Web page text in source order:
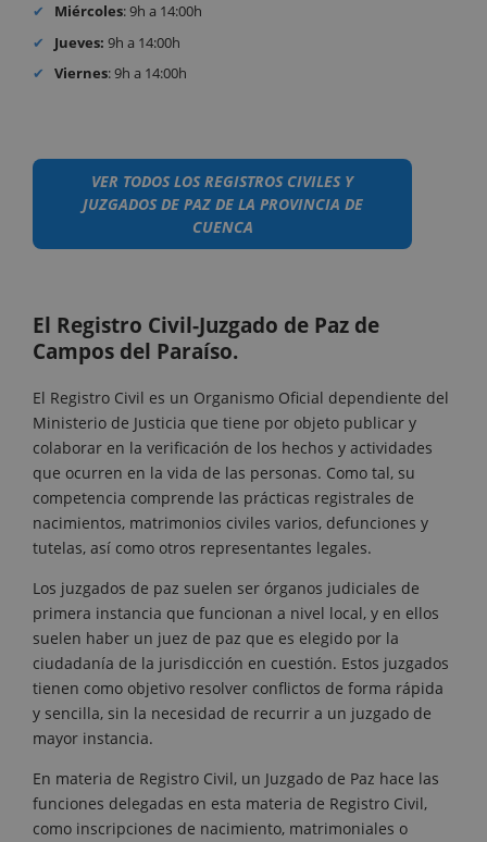
Miércoles: 9h a 14:00h
Jueves: 9h a 14:00h
Viernes: 9h a 14:00h
VER TODOS LOS REGISTROS CIVILES Y
JUZGADOS DE PAZ DE LA PROVINCIA DE
CUENCA
El Registro Civil-Juzgado de Paz de
Campos del Paraíso.
El Registro Civil es un Organismo Oficial dependiente del
Ministerio de Justicia que tiene por objeto publicar y
colaborar en la verificación de los hechos y actividades
que ocurren en la vida de las personas. Como tal, su
competencia comprende las prácticas registrales de
nacimientos, matrimonios civiles varios, defunciones y
tutelas, así como otros representantes legales.
Los juzgados de paz suelen ser órganos judiciales de
primera instancia que funcionan a nivel local, y en ellos
suelen haber un juez de paz que es elegido por la
ciudadanía de la jurisdicción en cuestión. Estos juzgados
tienen como objetivo resolver conflictos de forma rápida
y sencilla, sin la necesidad de recurrir a un juzgado de
mayor instancia.
En materia de Registro Civil, un Juzgado de Paz hace las
funciones delegadas en esta materia de Registro Civil,
como inscripciones de nacimiento, matrimoniales o